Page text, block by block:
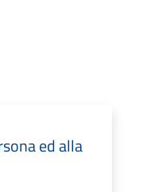
ed alla